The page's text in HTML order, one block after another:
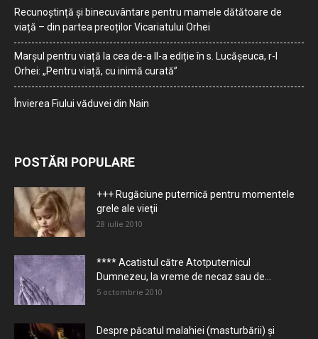
Recunoștință și binecuvântare pentru mamele dătătoare de
viață – din partea preoților Vicariatului Orhei
Marșul pentru viață la cea de-a II-a ediție în s. Lucășeuca, r-l
Orhei: „Pentru viață, cu inimă curată”
Învierea Fiului văduvei din Nain
POSTĂRI POPULARE
+++ Rugăciune puternică pentru momentele
grele ale vieţii
28 iulie 2010
**** Acatistul către Atotputernicul
Dumnezeu, la vreme de necaz sau de...
5 octombrie 2010
Despre păcatul malahiei (masturbării) şi